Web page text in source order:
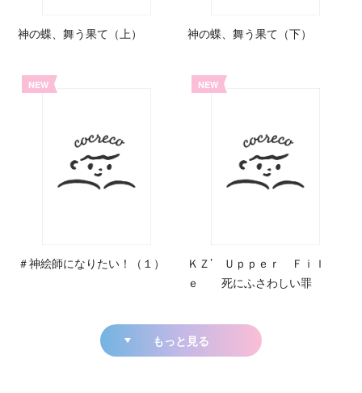
神の蝶、舞う果て（上） 神の蝶、舞う果て（下）
NEW
＃神絵師になりたい！（１）
NEW
ＫＺ’ Ｕｐｐｅｒ Ｆｉｌ
ｅ 死にふさわしい罪
もっと見る